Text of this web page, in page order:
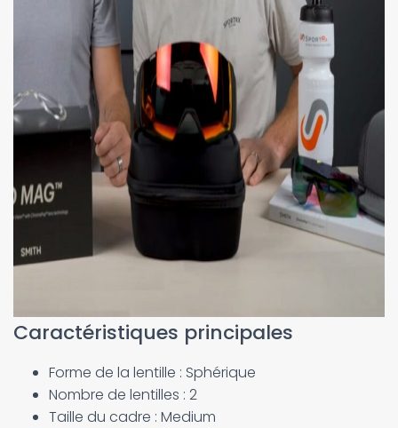
Caractéristiques principales
Forme de la lentille : Sphérique
Nombre de lentilles : 2
Taille du cadre : Medium